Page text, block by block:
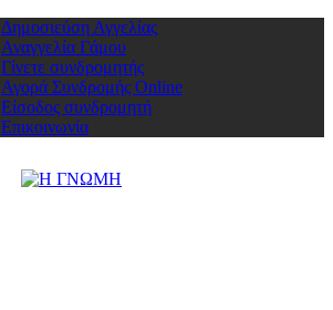
Δημοσιεύση Αγγελίας
Αναγγελία Γάμου
Γίνετε συνδρομητής
Αγορά Συνδρομής Online
Είσοδος συνδρομητή
Επικοινωνία